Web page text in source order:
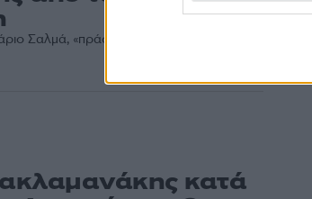
Σαλμά, «πράσινο» από τον Λευτέρη
κατά